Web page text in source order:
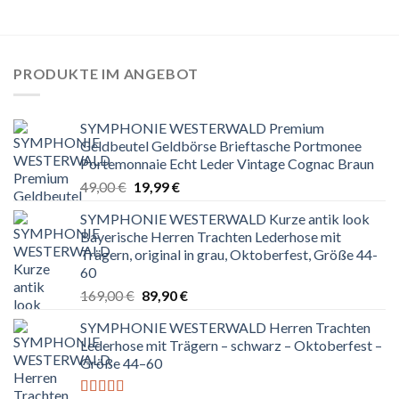
PRODUKTE IM ANGEBOT
SYMPHONIE WESTERWALD Premium
Geldbeutel Geldbörse Brieftasche Portmonee
Portemonnaie Echt Leder Vintage Cognac Braun
49,00€ Ursprünglicher
war:
49,00 €
19,99€Aktueller
ist:
19,99 €.
SYMPHONIE WESTERWALD Kurze antik look
Bayerische Herren Trachten Lederhose mit
Trägern, original in grau, Oktoberfest, Größe 44-
60
169,00€ Ursprünglicher
war:
169,00 €
89,90€Aktueller
ist:
89,90 €.
SYMPHONIE WESTERWALD Herren Trachten
Lederhose mit Trägern – schwarz – Oktoberfest –
Größe 44–60